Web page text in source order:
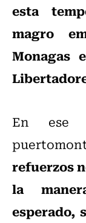
esta
magro
Monagas
En ese
refuerzos
la
esperado,